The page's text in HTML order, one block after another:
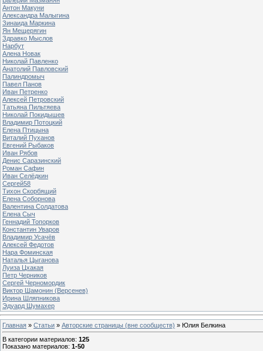
Антон Макуни
Александра Малыгина
Зинаида Маркина
Ян Мещерягин
Здравко Мыслов
Нарбут
Алена Новак
Николай Павленко
Анатолий Павловский
Палиндромыч
Павел Панов
Иван Петренко
Алексей Петровский
Татьяна Пильтяева
Николай Покидышев
Владимир Потоцкий
Елена Птицына
Виталий Пуханов
Евгений Рыбаков
Иван Рябов
Денис Саразинский
Роман Сафин
Иван Селёдкин
Сергей58
Тихон Скорбящий
Елена Соборнова
Валентина Солдатова
Елена Сыч
Геннадий Топорков
Константин Уваров
Владимир Усачёв
Алексей Федотов
Нара Фоминская
Наталья Цыганова
Луиза Цхакая
Петр Черников
Сергей Черномордик
Виктор Шамонин (Версенев)
Ирина Шляпникова
Эдуард Шумахер
Главная » Статьи » Авторские страницы (вне сообществ) » Юлия Белкина
В категории материалов: 125
Показано материалов: 1-50